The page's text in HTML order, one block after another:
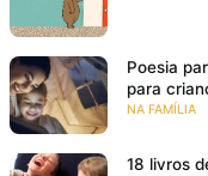
Poesia
para
NA FAMÍLIA
18 livros